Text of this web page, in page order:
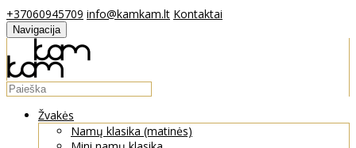
+37060945709 info@kamkam.lt Kontaktai
Navigacija
Žvakės
Namų klasika (matinės)